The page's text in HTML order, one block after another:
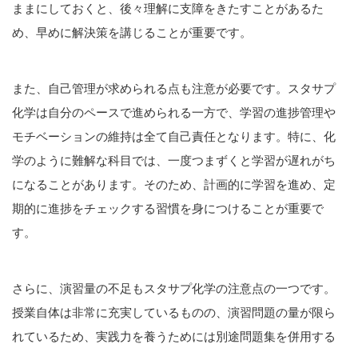
ままにしておくと、後々理解に支障をきたすことがあるた
め、早めに解決策を講じることが重要です。
また、自己管理が求められる点も注意が必要です。スタサプ
化学は自分のペースで進められる一方で、学習の進捗管理や
モチベーションの維持は全て自己責任となります。特に、化
学のように難解な科目では、一度つまずくと学習が遅れがち
になることがあります。そのため、計画的に学習を進め、定
期的に進捗をチェックする習慣を身につけることが重要で
す。
さらに、演習量の不足もスタサプ化学の注意点の一つです。
授業自体は非常に充実しているものの、演習問題の量が限ら
れているため、実践力を養うためには別途問題集を併用する